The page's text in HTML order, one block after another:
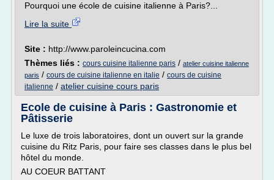
Pourquoi une école de cuisine italienne à Paris?...
Lire la suite
Site : http://www.paroleincucina.com
Thèmes liés : cours cuisine italienne paris / atelier cuisine italienne
paris / cours de cuisine italienne en italie / cours de cuisine
italienne / atelier cuisine cours paris
Ecole de cuisine à Paris : Gastronomie et
Pâtisserie
Le luxe de trois laboratoires, dont un ouvert sur la grande
cuisine du Ritz Paris, pour faire ses classes dans le plus bel
hôtel du monde.
AU COEUR BATTANT